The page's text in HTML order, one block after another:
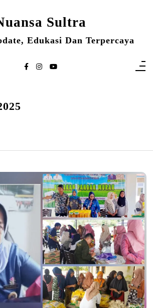
Sultra
Edukasi Dan Terpercaya